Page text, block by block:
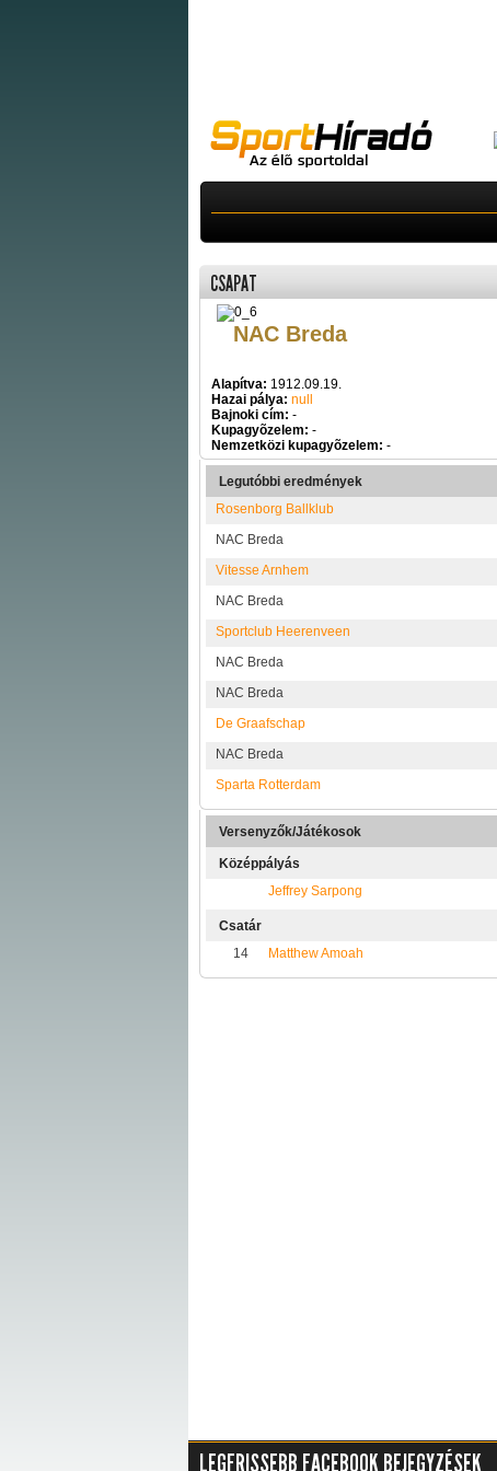
CSAPAT
NAC Breda
Alapítva: 1912.09.19.
Hazai pálya: null
Bajnoki cím: -
Kupagyõzelem: -
Nemzetközi kupagyõzelem: -
Legutóbbi eredmények
Rosenborg Ballklub
NAC Breda
Vitesse Arnhem
NAC Breda
Sportclub Heerenveen
NAC Breda
NAC Breda
De Graafschap
NAC Breda
Sparta Rotterdam
Versenyzők/Játékosok
Középpályás
Jeffrey Sarpong
Csatár
14
Matthew Amoah
LEGFRISSEBB FACEBOOK BEJEGYZÉSEK